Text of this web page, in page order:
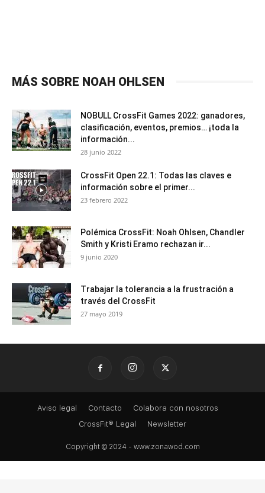
MÁS SOBRE NOAH OHLSEN
NOBULL CrossFit Games 2022: ganadores,
clasificación, eventos, premios… ¡toda la
información...
28 junio 2022
CrossFit Open 22.1: Todas las claves e
información sobre el primer...
23 febrero 2022
Polémica CrossFit: Noah Ohlsen, Chandler
Smith y Kristi Eramo rechazan ir...
9 junio 2020
Trabajar la tolerancia a la frustración a
través del CrossFit
27 mayo 2019
Aviso legal Contacto
Colabora con nosotros
CrossFit® Legal
Newsletter
Copyright © 2024 - www.zonawod.com